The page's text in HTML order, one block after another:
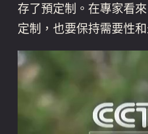
存了預定制。在專家看
定制，也要保持需要性